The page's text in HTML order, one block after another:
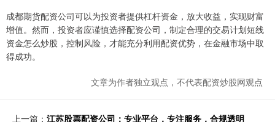
成都期货配资公司可以为投资者提供杠杆资金，放大收益，实现财富
增值。然而，投资者应谨慎选择配资公司，制定合理的交易计划短线
资金怎么炒股，控制风险，才能充分利用配资优势，在金融市场中取
得成功。
文章为作者独立观点，不代表配资炒股网观点
上一篇： 江苏股票配资公司：专业平台，专注服务，合规透明